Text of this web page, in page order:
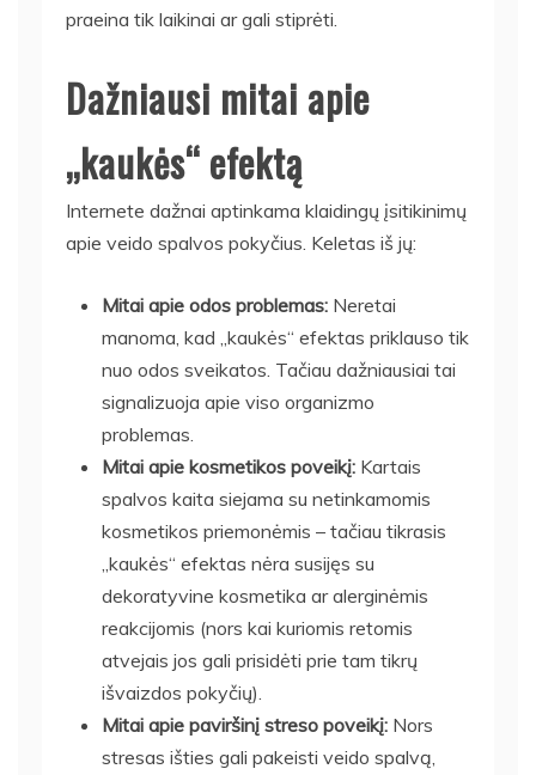
praeina tik laikinai ar gali stiprėti.
Dažniausi mitai apie
„kaukės“ efektą
Internete dažnai aptinkama klaidingų įsitikinimų
apie veido spalvos pokyčius. Keletas iš jų:
Mitai apie odos problemas: Neretai
manoma, kad „kaukės“ efektas priklauso tik
nuo odos sveikatos. Tačiau dažniausiai tai
signalizuoja apie viso organizmo
problemas.
Mitai apie kosmetikos poveikį: Kartais
spalvos kaita siejama su netinkamomis
kosmetikos priemonėmis – tačiau tikrasis
„kaukės“ efektas nėra susijęs su
dekoratyvine kosmetika ar alerginėmis
reakcijomis (nors kai kuriomis retomis
atvejais jos gali prisidėti prie tam tikrų
išvaizdos pokyčių).
Mitai apie paviršinį streso poveikį: Nors
stresas išties gali pakeisti veido spalvą,